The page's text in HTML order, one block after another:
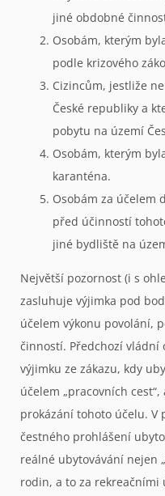
jiné obdobné
Osobám, kterým
podle krizového
Cizincům, jestliže
České republiky a
pobytu na území
Osobám, kterým
karanténa.
Osobám za účelem
před účinností
jiné bydliště na
Největší pozornost (i s
zasluhuje výjimka pod
účelem výkonu povolání,
činností. Předchozí vládní
výjimku ze zákazu, kdy
účelem „pracovních
prokázání tohoto účelu.
čestného prohlášení
reálné ubytovávání nejen
rodin, a to za rekreačními